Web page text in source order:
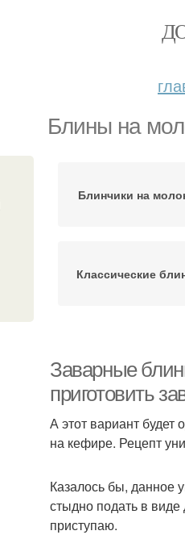
Блины на
Блинчики на
Классические
Идеальные
Заварные блины
Заварные
приготовить
А этот вариант будет
на кефире. Рецепт
Казалось бы, данное
стыдно подать в
приступаю.